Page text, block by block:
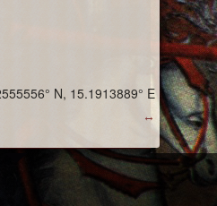
↔
N, 15.1913889° E